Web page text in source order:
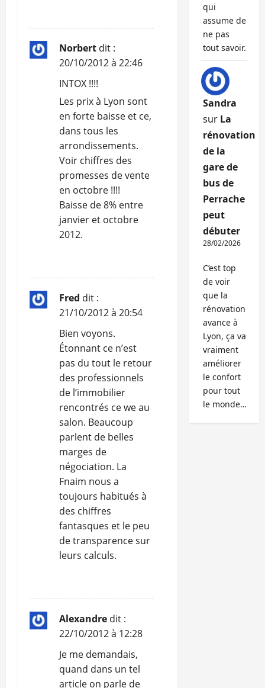
t
i
Norbert dit :
20/10/2012 à 22:46
INTOX !!!!
Les prix à Lyon sont
en forte baisse et ce,
dans tous les
arrondissements.
Voir chiffres des
promesses de vente
en octobre !!!!
Baisse de 8% entre
janvier et octobre
2012.
Fred dit :
21/10/2012 à 20:54
Bien voyons.
Étonnant ce n’est
pas du tout le retour
des professionnels
de l’immobilier
rencontrés ce we au
salon. Beaucoup
parlent de belles
marges de
négociation. La
Fnaim nous a
toujours habitués à
des chiffres
fantasques et le peu
de transparence sur
leurs calculs.
Alexandre dit :
22/10/2012 à 12:28
Je me demandais,
quand dans un tel
article on parle de
qui
assume de
ne pas
tout savoir.
Sandra
sur La
rénovation
de la
gare de
bus de
Perrache
peut
débuter
28/02/2026
C’est top
de voir
que la
rénovation
avance à
Lyon, ça va
vraiment
améliorer
le confort
pour tout
le monde…